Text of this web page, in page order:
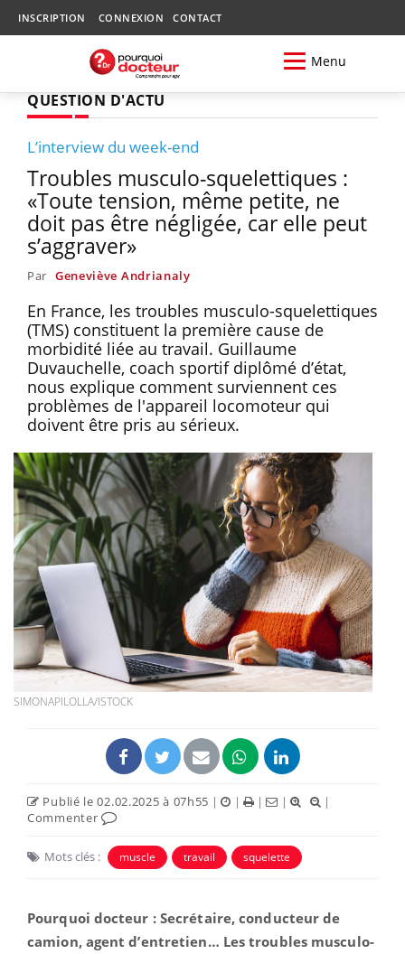
INSCRIPTION CONNEXION CONTACT
Menu
QUESTION D'ACTU
L’interview du week-end
Troubles musculo-squelettiques :
«Toute tension, même petite, ne
doit pas être négligée, car elle peut
s’aggraver»
Par Geneviève Andrianaly
En France, les troubles musculo-squelettiques
(TMS) constituent la première cause de
morbidité liée au travail. Guillaume
Duvauchelle, coach sportif diplômé d’état,
nous explique comment surviennent ces
problèmes de l'appareil locomoteur qui
doivent être pris au sérieux.
SIMONAPILOLLA/ISTOCK
Publié le 02.02.2025 à 07h55 | | | |
|
Commenter
Mots clés : muscle travail squelette
Pourquoi docteur : Secrétaire, conducteur de
camion, agent d’entretien… Les troubles musculo-